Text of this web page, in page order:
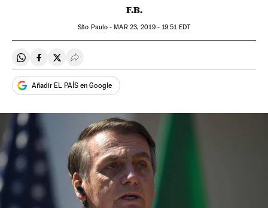
F.B.
São Paulo -MAR23, 2019 - 19:51EDT
Compartir en Whatsapp
Compartir en Facebook
Compartir en Twitter
Desplegar Redes Sociales
Añadir EL PAÍS en Google